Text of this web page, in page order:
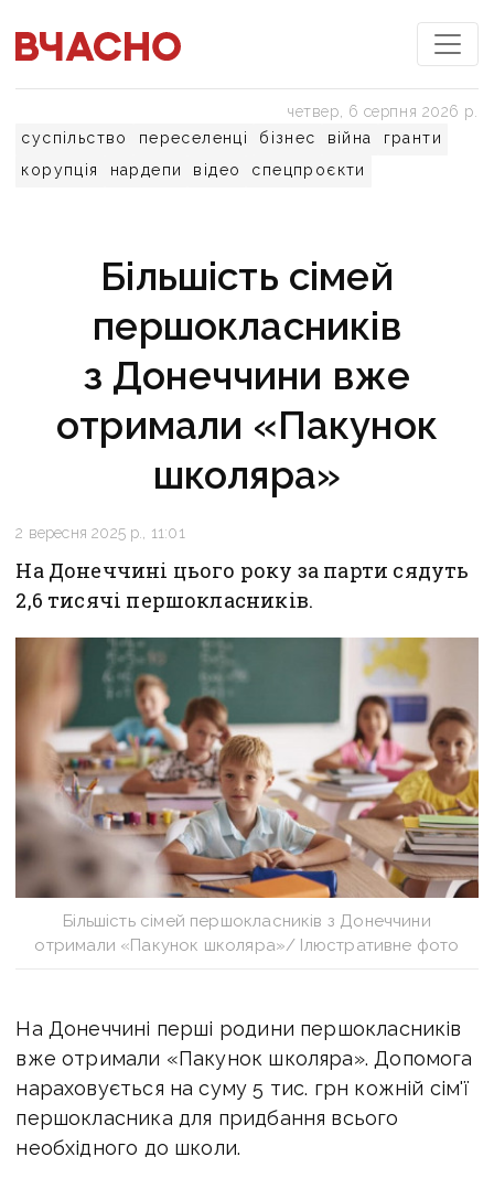
суспільство переселенці бізнес війна
гранти
корупція
нардепи відео спецпроєкти
четвер, 6 серпня 2026 р.
Більшість сімей
першокласників
з Донеччини вже
отримали «Пакунок
школяра»
2 вересня 2025 р., 11:01
На Донеччині цього року за парти сядуть
2,6 тисячі першокласників.
Більшість сімей першокласників з Донеччини
отримали «Пакунок школяра»/ Ілюстративне фото
На Донеччині перші родини першокласників
вже отримали «Пакунок школяра». Допомога
нараховується на суму 5 тис. грн кожній сім'ї
першокласника для придбання всього
необхідного до школи.